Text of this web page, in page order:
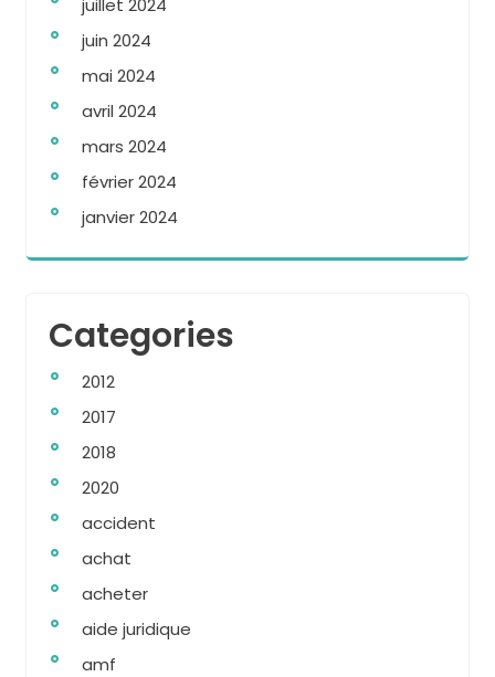
juillet 2024
juin 2024
mai 2024
avril 2024
mars 2024
février 2024
janvier 2024
Categories
2012
2017
2018
2020
accident
achat
acheter
aide juridique
amf